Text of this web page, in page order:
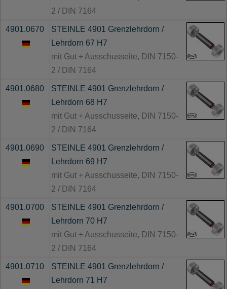
2 / DIN 7164
4901.0670
STEINLE 4901 Grenzlehrdorn /
Lehrdorn 67 H7
mit Gut + Ausschusseite, DIN 7150-
2 / DIN 7164
4901.0680
STEINLE 4901 Grenzlehrdorn /
Lehrdorn 68 H7
mit Gut + Ausschusseite, DIN 7150-
2 / DIN 7164
4901.0690
STEINLE 4901 Grenzlehrdorn /
Lehrdorn 69 H7
mit Gut + Ausschusseite, DIN 7150-
2 / DIN 7164
4901.0700
STEINLE 4901 Grenzlehrdorn /
Lehrdorn 70 H7
mit Gut + Ausschusseite, DIN 7150-
2 / DIN 7164
4901.0710
STEINLE 4901 Grenzlehrdorn /
Lehrdorn 71 H7